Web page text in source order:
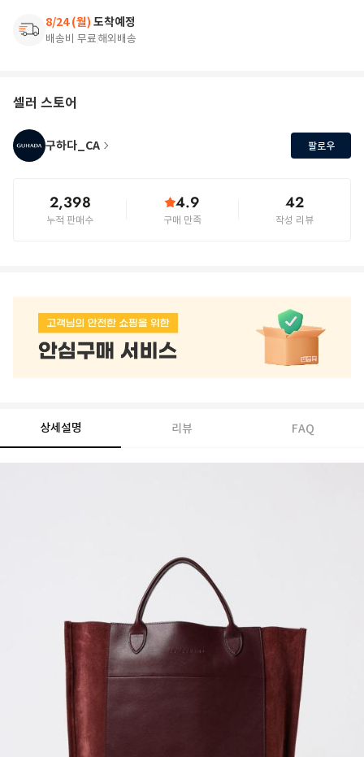
8/24 (월) 도착예정
배송비 무료해외배송
셀러 스토어
구하다_CA 팔로우
2,398
누적 판매수
4.9
구매 만족
42
작성 리뷰
상세설명 리뷰 FAQ